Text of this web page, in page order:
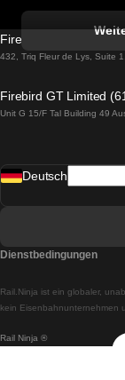
Firebird GT Limited
432, Triq Fleur de Lys, Suite
Firebird GT Limited
Unit G 15/F Tal Building 49
Rail Ninja ®
Rail.Ninja ist ein globaler,
kein Eisenbahnunternehmen
Deutsch
Dienstbedingungen